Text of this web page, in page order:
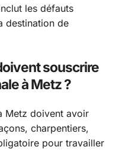
les défauts
destination de
souscrire
à Metz ?
Metz doivent avoir
charpentiers,
pour travailler